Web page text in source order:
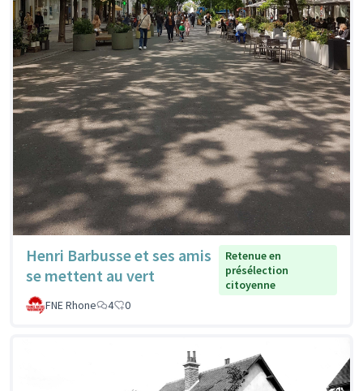
Henri Barbusse et ses amis
se mettent au vert
Retenue en
présélection
citoyenne
FNE Rhone
4 0